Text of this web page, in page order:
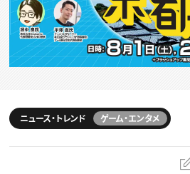
CREATIVE JOB求人検索
特集求人
採用説明会
転職支援サービス
CONTENTS
デザイン
プログラミング
動画配信・映像制作
編集・ライティング
TOP Creator’s コラム
Webクリエイター
セミナー
ニュース・トレンド ゲーム・エンタメ